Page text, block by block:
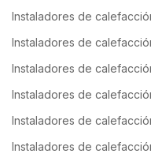
Instaladores de
Instaladores de
Instaladores de
Instaladores de
Instaladores de
Instaladores de